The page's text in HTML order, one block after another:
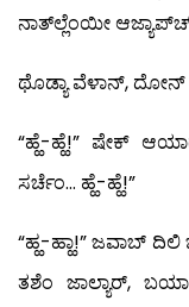
ನಾತ್‍ಲ್ಲೆಂಯೀ
ಥೊಡ್ಯಾ ವೆಳಾನ್,
“ಹ್ಹೆ-ಹ್ಹೆ!” ಷೇಕ್
ಸರ್ಚೆಂ… ಹ್ಹೆ-ಹ್ಹೆ!”
“ಹ್ಹ-ಹ್ಹಾ!” ಜವಾಬ್
ತಶೆಂ ಜಾಲ್ಯಾರ್,